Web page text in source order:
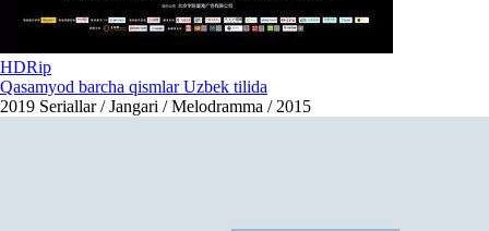
HDRip
Qasamyod barcha qismlar Uzbek tilida
2019 Seriallar / Jangari / Melodramma / 2015